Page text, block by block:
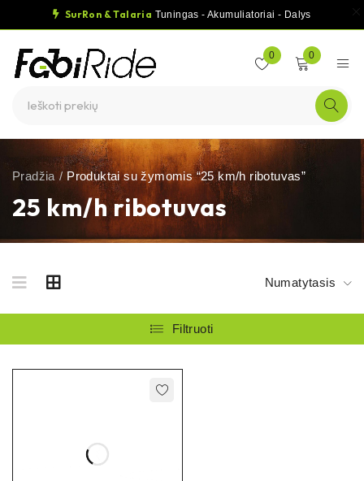
SurRon & Talaria Tuningas - Akumuliatoriai - Dalys
0 0
25 km/h ribotuvas
Pradžia / Produktai su žymomis “25 km/h ribotuvas”
Numatytasis
Filtruoti